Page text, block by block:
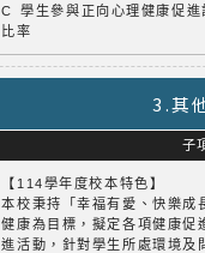
C 學生參與正向心理健康促進
比率
3.其
子
【114學年度校本特色】
本校秉持「幸福有愛、快樂成
健康為目標，擬定各項健康促
進活動，針對學生所處環境及